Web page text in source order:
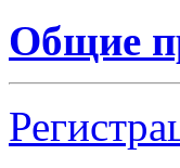
Общие